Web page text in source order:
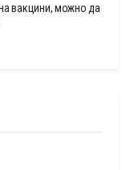
вакцини, можно да